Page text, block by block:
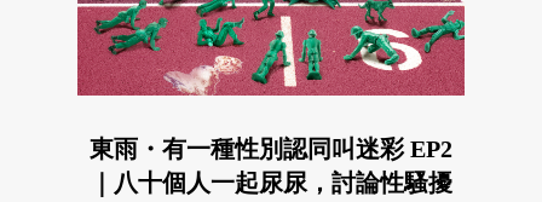
東雨・有一種性別認同叫迷彩 EP2
｜八十個人一起尿尿，討論性騷擾